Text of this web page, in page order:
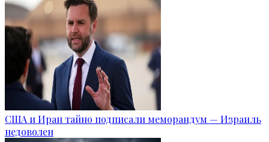
США и Иран тайно подписали меморандум — Израиль
недоволен